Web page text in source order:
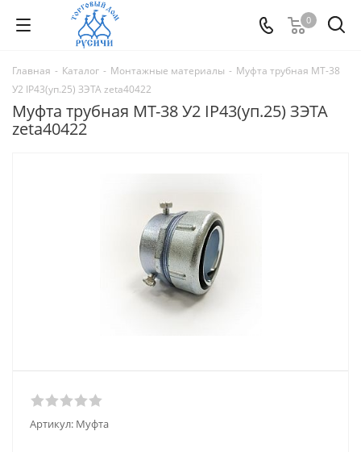
0
Главная - Каталог - Монтажные материалы - Муфта трубная МТ-38
У2 IP43(уп.25) ЗЭТА zeta40422
Муфта трубная МТ-38 У2 IP43(уп.25) ЗЭТА
zeta40422
Артикул: Муфта